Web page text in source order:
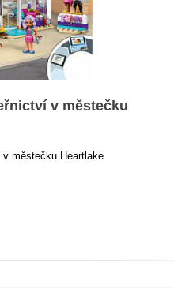
v městečku
v městečku Heartlake